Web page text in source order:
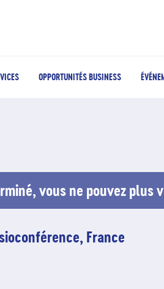
OPPORTUNITÉS BUSINESS
vous ne pouvez plus
France